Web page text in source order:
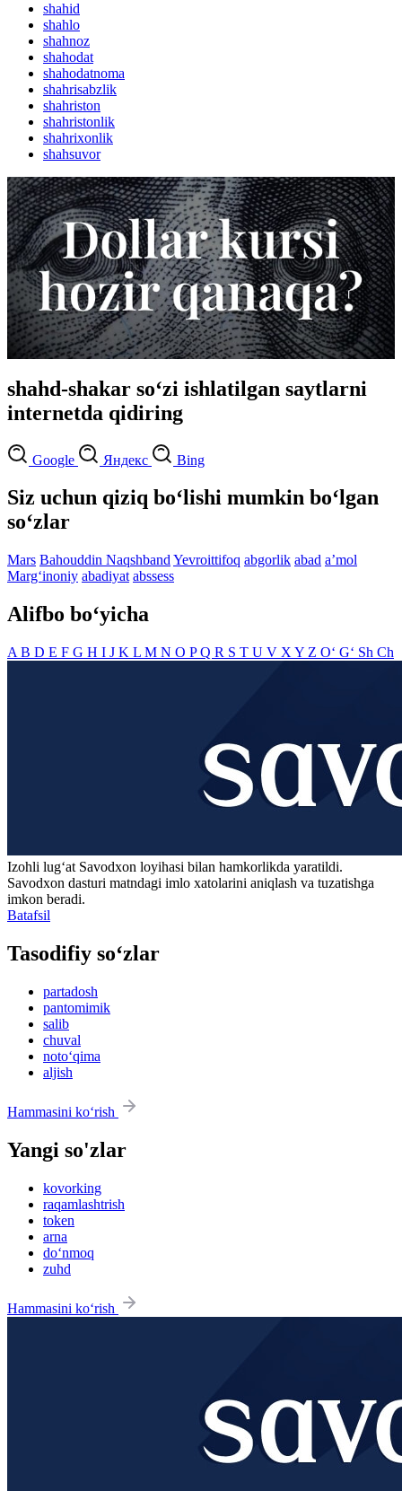
shahid
shahlo
shahnoz
shahodat
shahodatnoma
shahrisabzlik
shahriston
shahristonlik
shahrixonlik
shahsuvor
shahd-shakar so‘zi ishlatilgan saytlarni
internetda qidiring
Google Яндекс Bing
Siz uchun qiziq bo‘lishi mumkin bo‘lgan
so‘zlar
Mars Bahouddin Naqshband Yevroittifoq abgorlik abad aʼmol
Marg‘inoniy abadiyat abssess
Alifbo bo‘yicha
A B D E F G H I J K L M N O PQ R S T U V X Y Z O‘ G‘ Sh Ch
Izohli lugʻat Savodxon loyihasi bilan hamkorlikda yaratildi.
Savodxon dasturi matndagi imlo xatolarini aniqlash va tuzatishga
imkon beradi.
Batafsil
Tasodifiy so‘zlar
partadosh
pantomimik
salib
chuval
noto‘qima
aljish
Hammasini ko‘rish
Yangi so'zlar
kovorking
raqamlashtrish
token
arna
do‘nmoq
zuhd
Hammasini ko‘rish